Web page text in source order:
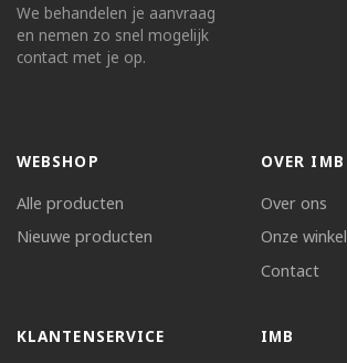
We behandelen je aanvraag
en nemen zo snel mogelijk
contact met je op.
WEBSHOP
Alle producten
Nieuwe producten
OVER IMB
Over ons
Onze winkel
Contact
KLANTENSERVICE
IMB